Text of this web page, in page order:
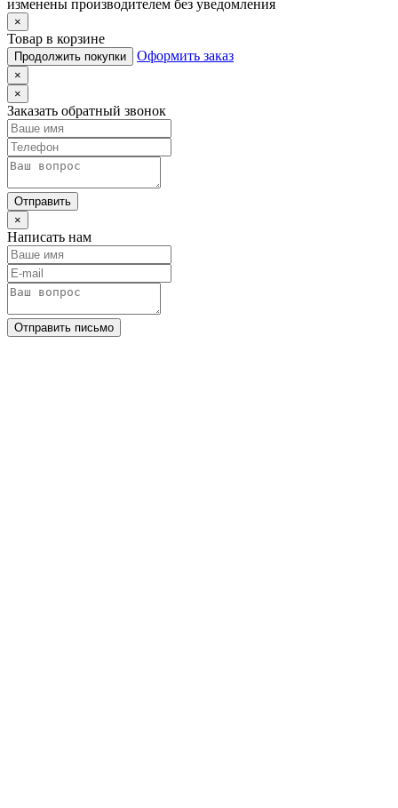
изменены производителем без уведомления
×
Товар в корзине
Продолжить покупки Оформить заказ
×
×
Заказать обратный звонок
Отправить
×
Написать нам
Отправить письмо